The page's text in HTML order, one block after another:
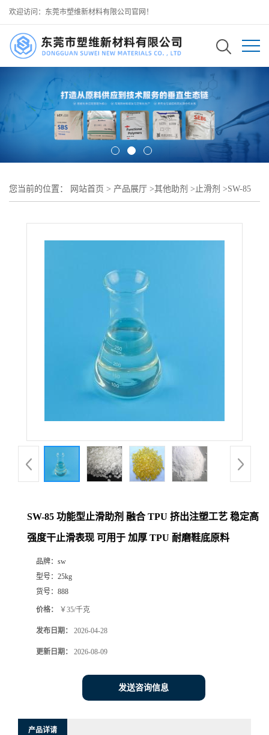
欢迎访问：东莞市塑维新材料有限公司官网！
您当前的位置： 网站首页 > 产品展厅 >其他助剂 > 止滑剂 >SW-85
SW-85 功能型止滑助剂 融合 TPU 挤出注塑工艺 稳定高
强度干止滑表现 可用于 加厚 TPU 耐磨鞋底原料
品牌： sw
型号： 25kg
货号： 888
价格： ￥35/千克
发布日期： 2026-04-28
更新日期： 2026-08-09
发送咨询信息
产品详请